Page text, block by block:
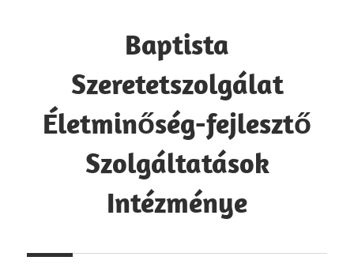
Baptista
Szeretetszolgálat
Életminőség-fejlesztő
Szolgáltatások
Intézménye
Szeretetszolgálat